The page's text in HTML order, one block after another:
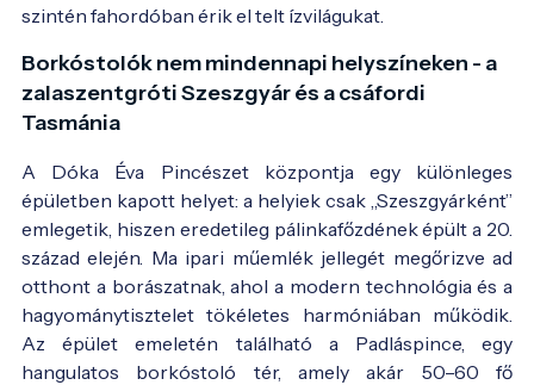
szintén fahordóban érik el telt ízvilágukat.
Borkóstolók nem mindennapi helyszíneken - a
zalaszentgróti Szeszgyár és a csáfordi
Tasmánia
A Dóka Éva Pincészet központja egy különleges
épületben kapott helyet: a helyiek csak „Szeszgyárként”
emlegetik, hiszen eredetileg pálinkafőzdének épült a 20.
század elején. Ma ipari műemlék jellegét megőrizve ad
otthont a borászatnak, ahol a modern technológia és a
hagyománytisztelet tökéletes harmóniában működik.
Az épület emeletén található a Padláspince, egy
hangulatos borkóstoló tér, amely akár 50–60 fő